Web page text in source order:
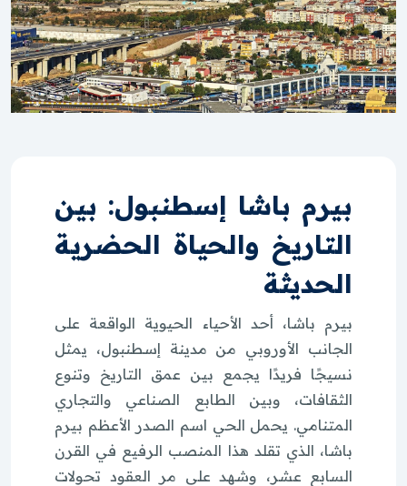
بيرم باشا إسطنبول: بين
التاريخ والحياة الحضرية
الحديثة
بيرم باشا، أحد الأحياء الحيوية الواقعة على
الجانب الأوروبي من مدينة إسطنبول، يمثل
نسيجًا فريدًا يجمع بين عمق التاريخ وتنوع
الثقافات، وبين الطابع الصناعي والتجاري
المتنامي. يحمل الحي اسم الصدر الأعظم بيرم
باشا، الذي تقلد هذا المنصب الرفيع في القرن
السابع عشر، وشهد على مر العقود تحولات